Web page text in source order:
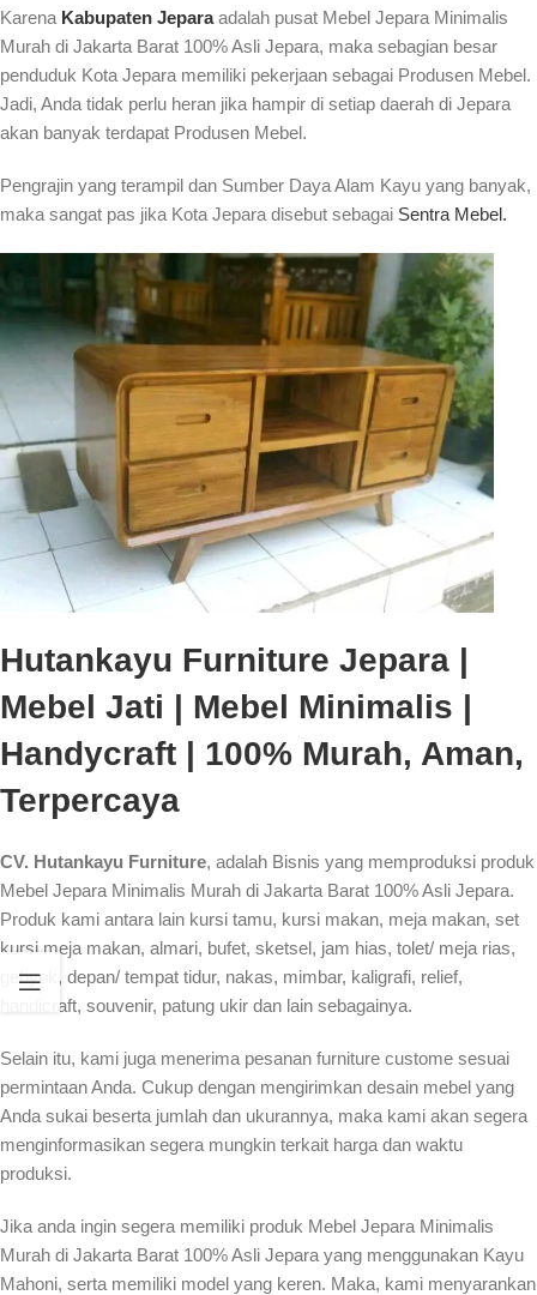
Karena Kabupaten Jeparaadalah pusat Mebel Jepara Minimalis
Murah di Jakarta Barat 100% Asli Jepara, maka sebagian besar
penduduk Kota Jepara memiliki pekerjaan sebagai Produsen Mebel.
Jadi, Anda tidak perlu heran jika hampir di setiap daerah di Jepara
akan banyak terdapat Produsen Mebel.
Pengrajin yang terampil dan Sumber Daya Alam Kayu yang banyak,
maka sangat pas jika Kota Jepara disebut sebagai Sentra Mebel.
Hutankayu Furniture Jepara |
Mebel Jati | Mebel Minimalis |
Handycraft | 100% Murah, Aman,
Terpercaya
CV. Hutankayu Furniture, adalah Bisnis yang memproduksi produk
Mebel Jepara Minimalis Murah di Jakarta Barat 100% Asli Jepara.
Produk kami antara lain kursi tamu, kursi makan, meja makan, set
kursi meja makan, almari, bufet, sketsel, jam hias, tolet/ meja rias,
gebyok, depan/ tempat tidur, nakas, mimbar, kaligrafi, relief,
handicraft, souvenir, patung ukir dan lain sebagainya.
Selain itu, kami juga menerima pesanan furniture custome sesuai
permintaan Anda. Cukup dengan mengirimkan desain mebel yang
Anda sukai beserta jumlah dan ukurannya, maka kami akan segera
menginformasikan segera mungkin terkait harga dan waktu
produksi.
Jika anda ingin segera memiliki produk Mebel Jepara Minimalis
Murah di Jakarta Barat 100% Asli Jepara yang menggunakan Kayu
Mahoni, serta memiliki model yang keren. Maka, kami menyarankan